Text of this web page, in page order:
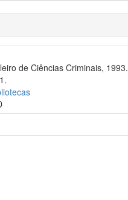
de Ciências Criminais, 1993.